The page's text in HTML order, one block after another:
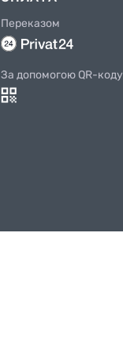
Переказом
За допомогою QR-коду